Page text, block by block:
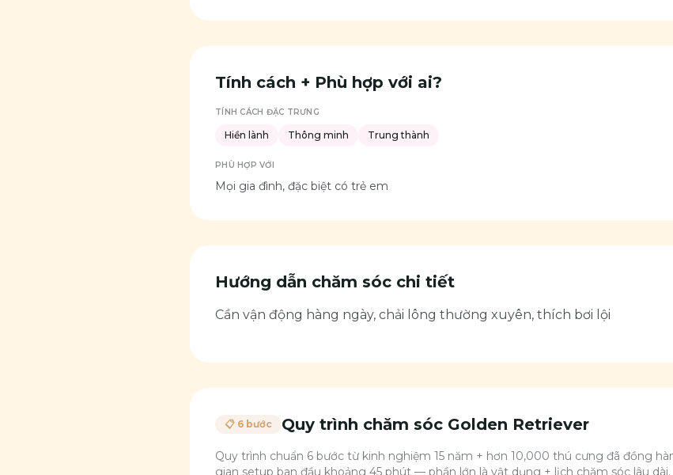
Tính cách + Phù hợp với ai?
TÍNH CÁCH ĐẶC TRƯNG
Hiền lành Thông minh Trung thành
PHÙ HỢP VỚI
Mọi gia đình, đặc biệt có trẻ em
Hướng dẫn chăm sóc chi tiết
Cần vận động hàng ngày, chải lông thường xuyên, thích bơi lội
📋 6 bước Quy trình chăm sóc Golden Retriever
Quy trình chuẩn 6 bước từ kinh nghiệm 15 năm + hơn 10,000 thú cưng đã đồng
gian setup ban đầu khoảng 45 phút — phần lớn là vật dụng + lịch chăm sóc lâu dài.